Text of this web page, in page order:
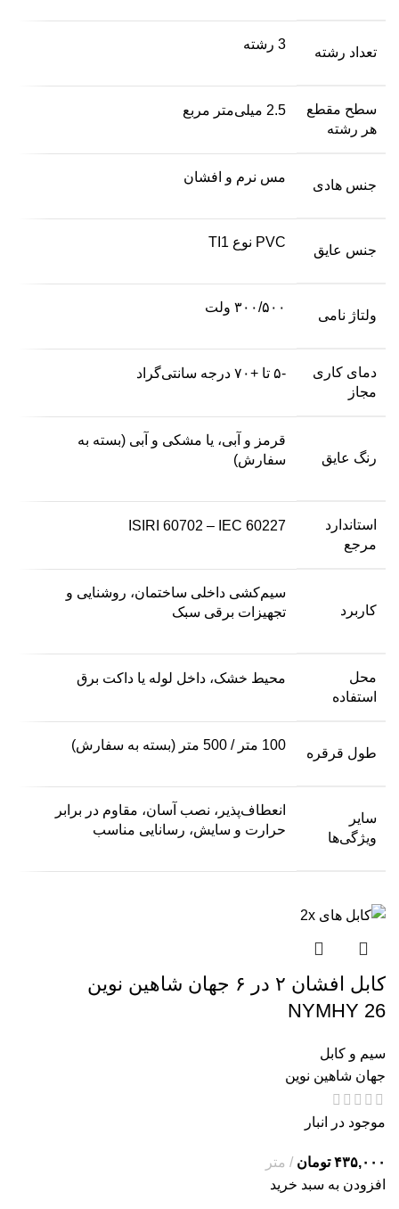
تعداد رشته
3 رشته
سطح مقطع
هر رشته
2.5 میلی‌متر مربع
جنس هادی
مس نرم و افشان
جنس عایق
PVC نوع TI1
ولتاژ نامی
۳۰۰/۵۰۰ ولت
دمای کاری
مجاز
-۵ تا +۷۰ درجه سانتی‌گراد
رنگ عایق
قرمز و آبی، یا مشکی و آبی (بسته به
سفارش)
استاندارد
مرجع
ISIRI 60702 – IEC 60227
کاربرد
سیم‌کشی داخلی ساختمان، روشنایی و
تجهیزات برقی سبک
محل
استفاده
محیط خشک، داخل لوله یا داکت برق
طول قرقره
100 متر / 500 متر (بسته به سفارش)
سایر
ویژگی‌ها
انعطاف‌پذیر، نصب آسان، مقاوم در برابر
حرارت و سایش، رسانایی مناسب
کابل افشان ۲ در ۶ جهان شاهین نوین
NYMHY 26
سیم و کابل
جهان شاهین نوین
موجود در انبار
تومان
افزودن به سبد خرید